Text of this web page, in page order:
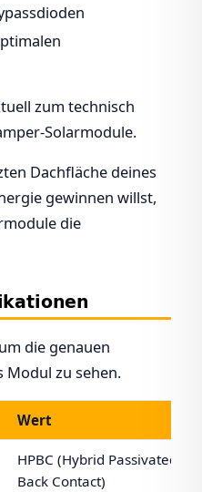
zum technisch
Solarmodule.
Dachfläche deines
gewinnen willst,
die
die genauen
Modul zu sehen.
Wert
HPBC (Hybrid Passivated
Back Contact)